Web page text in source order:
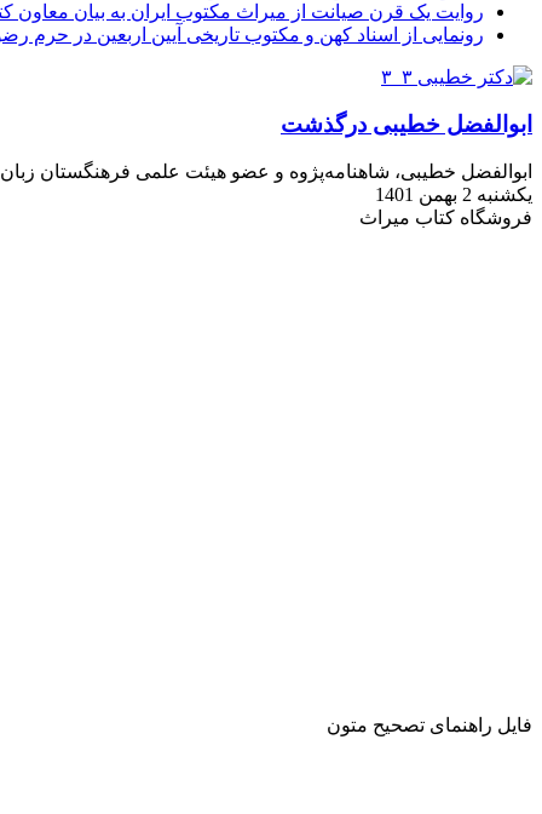
روایت یک قرن صیانت از میراث مکتوب ایران به بیان معاون
رونمایی از اسناد کهن و مکتوب تاریخی آیین اربعین در حرم
ابوالفضل خطیبی درگذشت
ابوالفضل خطیبی‌، شاهنامه‌پژوه و عضو هیئت علمی فرهنگستان زبان و ادب فارسی در
یکشنبه 2 بهمن 1401
فروشگاه کتاب میراث
فایل راهنمای تصحیح متون